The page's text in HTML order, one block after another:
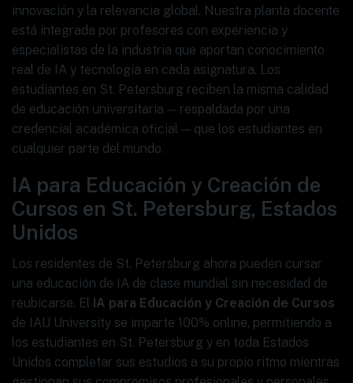
innovación y la relevancia global. Nuestra planta docente
está integrada por profesores con experiencia y
especialistas de la industria que aportan conocimiento
real de IA y tecnología en cada asignatura. Los
estudiantes en St. Petersburg reciben la misma calidad
de educación universitaria — respaldada por una
credencial académica oficial — que los estudiantes en
cualquier parte del mundo.
IA para Educación y Creación de
Cursos en St. Petersburg, Estados
Unidos
Los residentes de St. Petersburg ahora pueden cursar
una educación de IA de clase mundial sin necesidad de
reubicarse. El IA para Educación y Creación de Cursos
de IAU University se imparte 100% online, permitiendo a
los estudiantes en St. Petersburg y en toda Estados
Unidos completar sus estudios a su propio ritmo mientras